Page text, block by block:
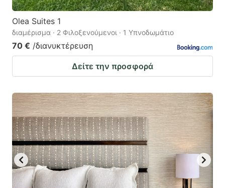
Olea Suites 1
διαμέρισμα · 2 Φιλοξενούμενοι · 1 Υπνοδωμάτιο
70 € /διανυκτέρευση
Δείτε την προσφορά